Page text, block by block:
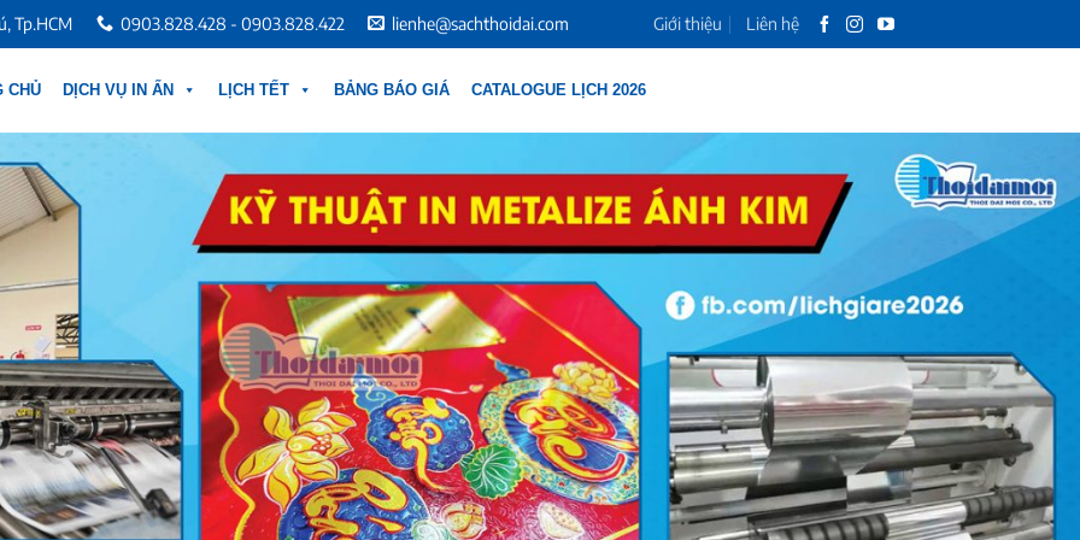
Tp.HCM 0903.828.428 - 0903.828.422 lienhe@sachthoidai.com Giới thiệu Liên hệ
CHỦ DỊCH VỤ IN ẤN LỊCH TẾT BẢNG BÁO GIÁ CATALOGUE LỊCH 2026